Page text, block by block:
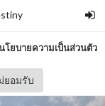
โยบายความเป็นส่วนตัว
ยอมรับ